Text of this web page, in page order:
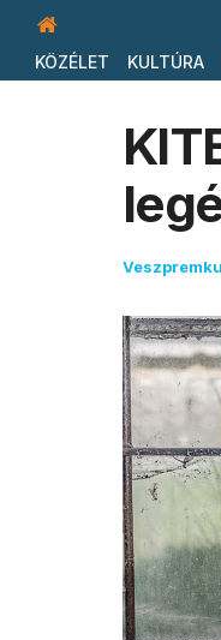
KÖZÉLET KULTÚRA